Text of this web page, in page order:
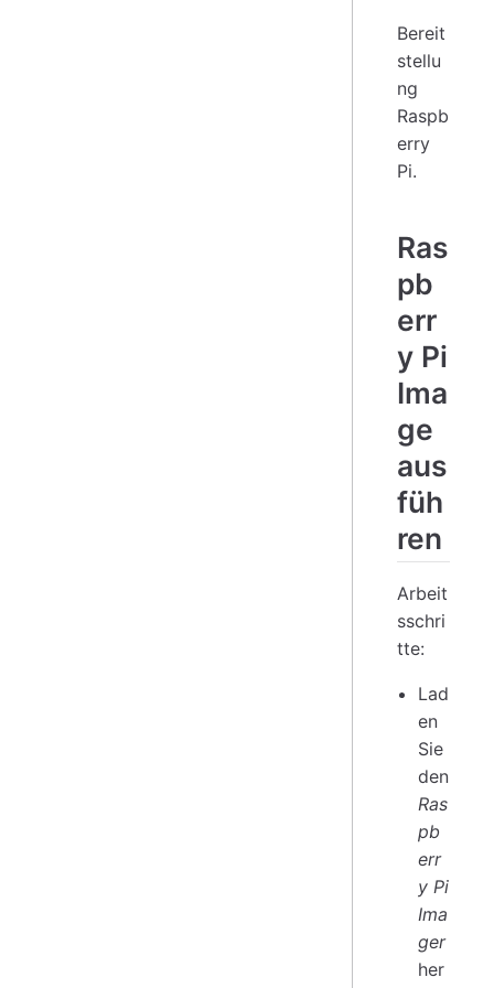
Bereit
stellu
ng
Raspb
erry
Pi.
Ras
pb
err
y Pi
Ima
ge
aus
füh
ren
Arbeit
sschri
tte:
Lad
en
Sie
den
Ras
pb
err
y Pi
Ima
ger
her